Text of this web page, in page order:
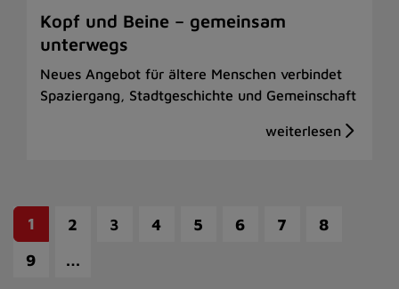
Kopf und Beine – gemeinsam
unterwegs
Neues Angebot für ältere Menschen verbindet
Spaziergang, Stadtgeschichte und Gemeinschaft
1 2 3 4 5 6 7
8
9
…